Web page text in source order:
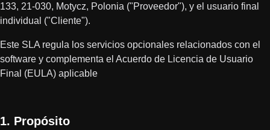
133, 21-030, Motycz, Polonia ("Proveedor"), y el usuario final
individual ("Cliente").
Este SLA regula los servicios opcionales relacionados con el
software y complementa el Acuerdo de Licencia de Usuario
Final (EULA) aplicable
1. Propósito